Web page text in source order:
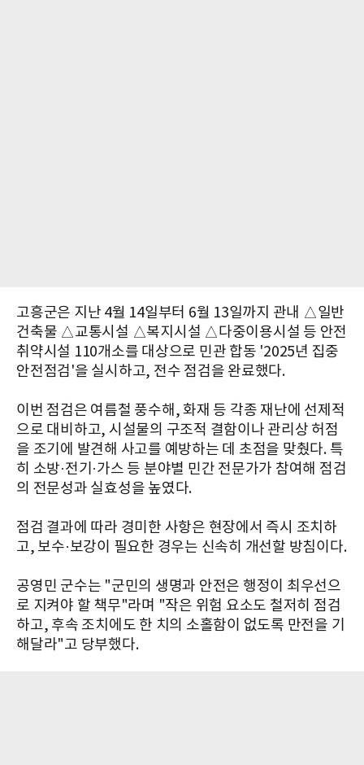
고흥군은 지난 4월 14일부터 6월 13일까지 관내 △일반
건축물 △교통시설 △복지시설 △다중이용시설 등 안전
취약시설 110개소를 대상으로 민관 합동 '2025년 집중
안전점검'을 실시하고, 전수 점검을 완료했다.
이번 점검은 여름철 풍수해, 화재 등 각종 재난에 선제적
으로 대비하고, 시설물의 구조적 결함이나 관리상 허점
을 조기에 발견해 사고를 예방하는 데 초점을 맞췄다. 특
히 소방·전기·가스 등 분야별 민간 전문가가 참여해 점검
의 전문성과 실효성을 높였다.
점검 결과에 따라 경미한 사항은 현장에서 즉시 조치하
고, 보수·보강이 필요한 경우는 신속히 개선할 방침이다.
공영민 군수는 "군민의 생명과 안전은 행정이 최우선으
로 지켜야 할 책무"라며 "작은 위험 요소도 철저히 점검
하고, 후속 조치에도 한 치의 소홀함이 없도록 만전을 기
해달라"고 당부했다.